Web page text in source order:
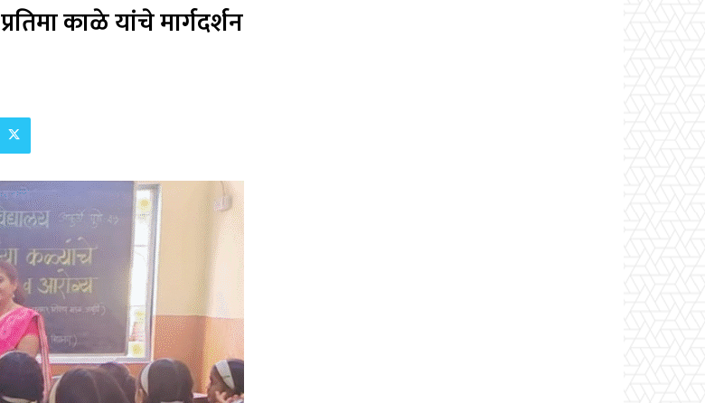
काळे यांचे मार्गदर्शन